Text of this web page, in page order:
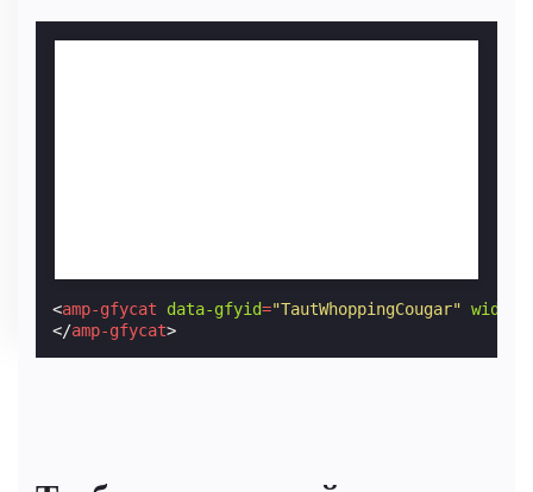
<amp-gfycat data-gfyid="TautWhoppingCougar" width
</amp-gfycat>